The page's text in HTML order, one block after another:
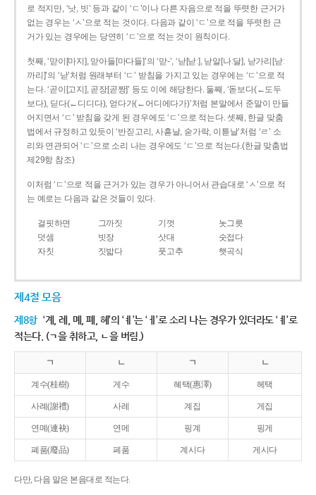
로 적지만, ‘낫, 빗’ 등과 같이 ‘ㄷ’이나 다른 자음으로 적을 뚜렷한 근거가
없는 경우는 ‘ㅅ’으로 적는 것이다. 다음과 같이 ‘ㄷ’으로 적을 뚜렷한 근
거가 있는 경우에는 당연히 ‘ㄷ’으로 적는 것이 원칙이다.
첫째, ‘맏이[마지], 맏아들[마다들]’의 ‘맏-’, ‘낟[낟ː], 낟알[나ː달], 낟가리[낟ː
까리]’의 ‘낟’처럼 원래부터 ‘ㄷ’ 받침을 가지고 있는 경우에는 ‘ㄷ’으로 적
는다. ‘곧이[고지], 곧장[곧짱]’ 등도 이에 해당한다. 둘째, ‘돋보다(←도두
보다), 딛다(←디디다), 얻다가(←어디에다가)’처럼 본말에서 준말이 만들
어지면서 ‘ㄷ’ 받침을 갖게 된 경우에도 ‘ㄷ’으로 적는다. 셋째, 한글 맞춤
법에서 규정하고 있듯이 ‘반짇고리, 사흗날, 숟가락, 이튿날’처럼 ‘ㄹ’ 소
리와 연관되어 ‘ㄷ’으로 소리 나는 경우에도 ‘ㄷ’으로 적는다.(한글 맞춤법
제29항 참조)
이처럼 ‘ㄷ’으로 적을 근거가 있는 경우가 아니어서 관습대로 ‘ㅅ’으로 적
는 예로는 다음과 같은 것들이 있다.
걸핏하면 그까짓 기껏
놋그릇
덧셈
빗장 삿대
숫접다
자칫
짓밟다 풋고추 햇곡식
제4절 모음
제8항 ‘계, 례, 몌, 폐, 혜’의 ‘ㅖ’는 ‘ㅔ’로 소리 나는 경우가 있더라도 ‘ㅖ’로
적는다. (ㄱ을 취하고, ㄴ을 버림.)
ㄱ ㄴ ㄱ ㄴ
계수(桂樹) 게수 혜택(惠澤) 헤택
사례(謝禮) 사레 계집 게집
연몌(連袂) 연메 핑계 핑게
폐품(廢品) 페품 계시다 게시다
다만, 다음 말은 본음대로 적는다.